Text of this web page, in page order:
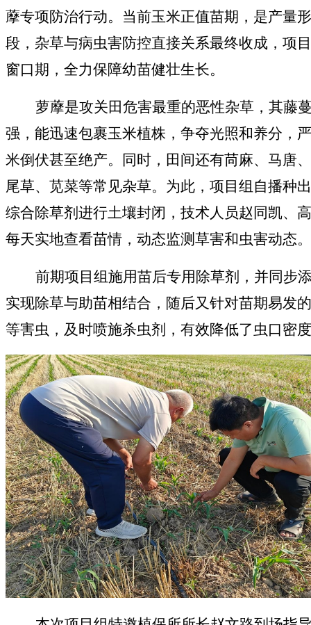
藦专项防治行动。当前玉米正值苗期，是产量
段，杂草与病虫害防控直接关系最终收成，项
窗口期，全力保障幼苗健壮生长。
萝藦是攻关田危害最重的恶性杂草，其藤
强，能迅速包裹玉米植株，争夺光照和养分，
米倒伏甚至绝产。同时，田间还有苘麻、马唐
尾草、苋菜等常见杂草。为此，项目组自播种
综合除草剂进行土壤封闭，技术人员赵同凯、
每天实地查看苗情，动态监测草害和虫害动态。
前期项目组施用苗后专用除草剂，并同步
实现除草与助苗相结合 ，随后又针对苗期易发
等害虫，及时喷施杀虫剂，有效降低了虫口密